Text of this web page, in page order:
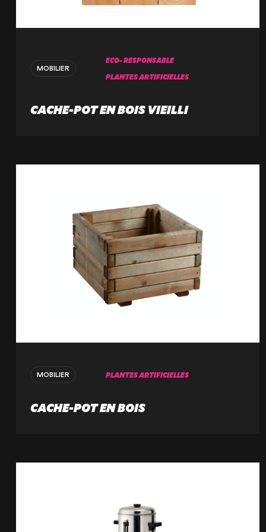
MOBILIER
ECO- RESPONSABLE
PLANTES ARTIFICIELLES
CACHE-POT EN BOIS VIEILLI
MOBILIER PLANTES ARTIFICIELLES
CACHE-POT EN BOIS